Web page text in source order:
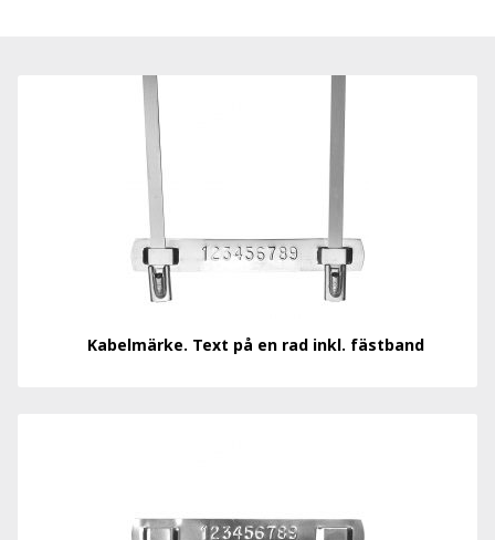
Kabelmärke. Text på en rad inkl. fästband